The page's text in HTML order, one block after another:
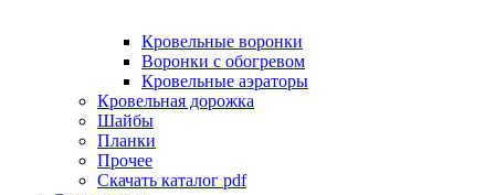
Кровельные воронки
Воронки с обогревом
Кровельные аэраторы
Кровельная дорожка
Шайбы
Планки
Прочее
Скачать каталог pdf